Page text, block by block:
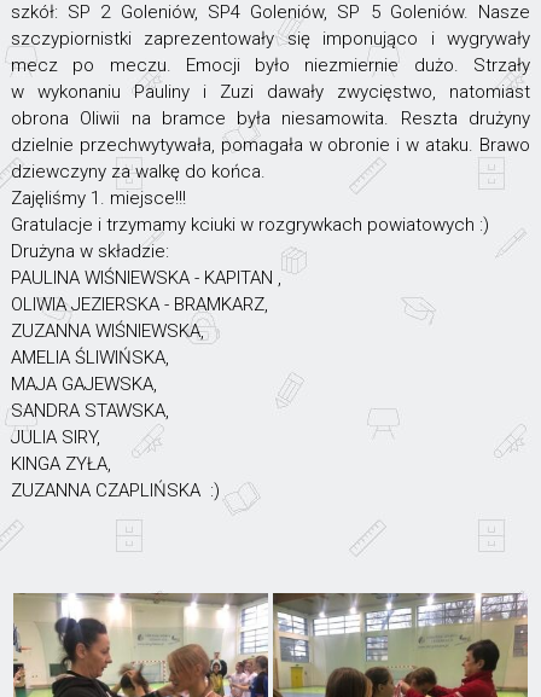
szkół: SP 2 Goleniów, SP4 Goleniów, SP 5 Goleniów. Nasze
szczypiornistki zaprezentowały się imponująco i wygrywały
mecz po meczu. Emocji było niezmiernie dużo. Strzały
w wykonaniu Pauliny i Zuzi dawały zwycięstwo, natomiast
obrona Oliwii na bramce była niesamowita. Reszta drużyny
dzielnie przechwytywała, pomagała w obronie i w ataku. Brawo
dziewczyny za walkę do końca.
Zajęliśmy 1. miejsce!!!
Gratulacje i trzymamy kciuki w rozgrywkach powiatowych :)
Drużyna w składzie:
PAULINA WIŚNIEWSKA - KAPITAN ,
OLIWIA JEZIERSKA - BRAMKARZ,
ZUZANNA WIŚNIEWSKA,
AMELIA ŚLIWIŃSKA,
MAJA GAJEWSKA,
SANDRA STAWSKA,
JULIA SIRY,
KINGA ZYŁA,
ZUZANNA CZAPLIŃSKA :)